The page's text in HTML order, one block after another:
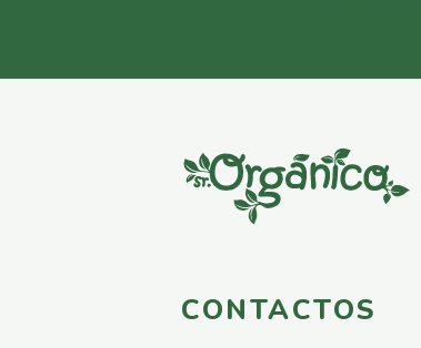
CONTACTOS